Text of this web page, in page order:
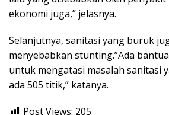
ekonomi juga,” jelasnya.
Selanjutnya, sanitasi yang buruk
menyebabkan stunting.”Ada
untuk mengatasi masalah sanitasi
ada 505 titik,” katanya.
Post Views: 205